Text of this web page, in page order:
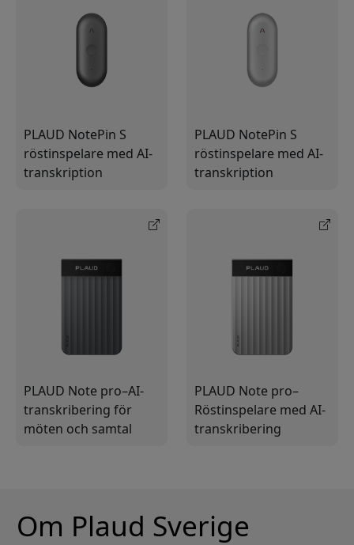
PLAUD NotePin S
röstinspelare med AI-
transkription
PLAUD NotePin S
röstinspelare med AI-
transkription
PLAUD Note pro–AI-
transkribering för
möten och samtal
PLAUD Note pro–
Röstinspelare med AI-
transkribering
Om Plaud Sverige